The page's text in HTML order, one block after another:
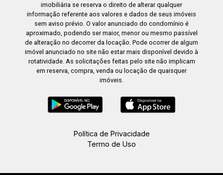
imobiliária se reserva o direito de alterar qualquer
informação referente aos valores e dados de seus imóveis
sem aviso prévio. O valor anunciado do condomínio é
aproximado, podendo ser maior, menor ou mesmo passível
de alteração no decorrer da locação. Pode ocorrer de algum
imóvel anunciado no site não estar mais disponível devido à
rotatividade. As solicitações feitas pelo site não implicam
em reserva, compra, venda ou locação de quaisquer
imóveis.
Política de Privacidade
Termo de Uso